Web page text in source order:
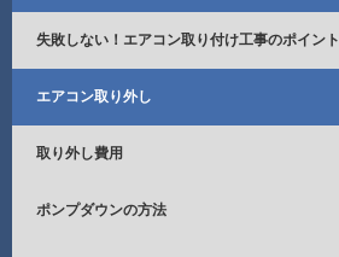
失敗しない！エアコン取り付け工事のポイント
エアコン取り外し
取り外し費用
ポンプダウンの方法